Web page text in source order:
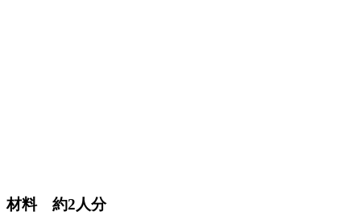
材料 約2人分